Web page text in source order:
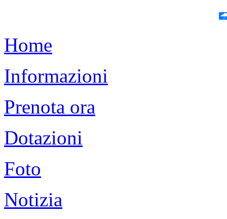
Home
Informazioni
Prenota ora
Dotazioni
Foto
Notizia